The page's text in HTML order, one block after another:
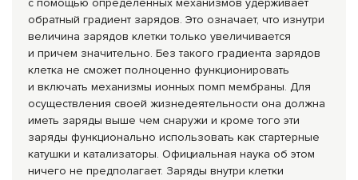
с помощью определенных механизмов удерживает
обратный градиент зарядов. Это означает, что изнутри
величина зарядов клетки только увеличивается
и причем значительно. Без такого градиента зарядов
клетка не сможет полноценно функционировать
и включать механизмы ионных помп мембраны. Для
осуществления своей жизнедеятельности она должна
иметь заряды выше чем снаружи и кроме того эти
заряды функционально использовать как стартерные
катушки и катализаторы. Официальная наука об этом
ничего не предполагает. Заряды внутри клетки